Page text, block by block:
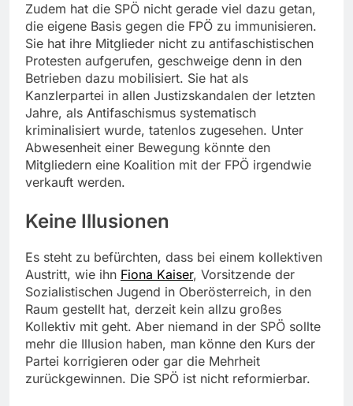
Zudem hat die SPÖ nicht gerade viel dazu getan,
die eigene Basis gegen die FPÖ zu immunisieren.
Sie hat ihre Mitglieder nicht zu antifaschistischen
Protesten aufgerufen, geschweige denn in den
Betrieben dazu mobilisiert. Sie hat als
Kanzlerpartei in allen Justizskandalen der letzten
Jahre, als Antifaschismus systematisch
kriminalisiert wurde, tatenlos zugesehen. Unter
Abwesenheit einer Bewegung könnte den
Mitgliedern eine Koalition mit der FPÖ irgendwie
verkauft werden.
Keine Illusionen
Es steht zu befürchten, dass bei einem kollektiven
Austritt, wie ihn Fiona Kaiser, Vorsitzende der
Sozialistischen Jugend in Oberösterreich, in den
Raum gestellt hat, derzeit kein allzu großes
Kollektiv mit geht. Aber niemand in der SPÖ sollte
mehr die Illusion haben, man könne den Kurs der
Partei korrigieren oder gar die Mehrheit
zurückgewinnen. Die SPÖ ist nicht reformierbar.